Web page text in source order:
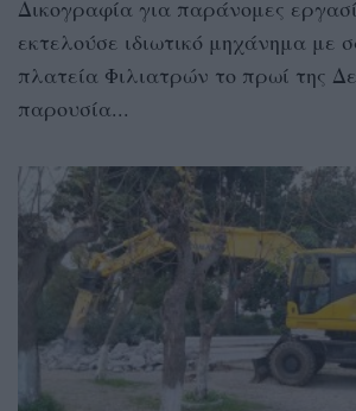
Δικογραφία για παράνομες
εκτελούσε ιδιωτικό μηχάνημα με
πλατεία Φιλιατρών το πρωί της
παρουσία...